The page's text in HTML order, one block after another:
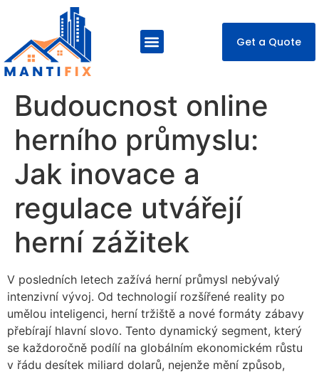
Get a Quote
Budoucnost online
herního průmyslu:
Jak inovace a
regulace utvářejí
herní zážitek
V posledních letech zažívá herní průmysl nebývalý
intenzivní vývoj. Od technologií rozšířené reality po
umělou inteligenci, herní tržiště a nové formáty zábavy
přebírají hlavní slovo. Tento dynamický segment, který
se každoročně podílí na globálním ekonomickém růstu
v řádu desítek miliard dolarů, nejenže mění způsob,